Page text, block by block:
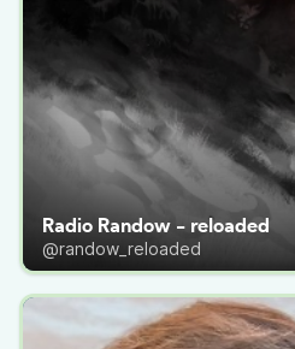
Radio Randow - reloaded
@randow_reloaded